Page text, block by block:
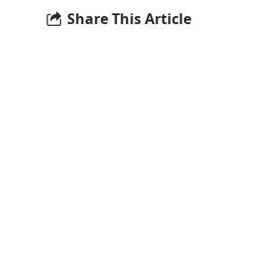
Share This Article